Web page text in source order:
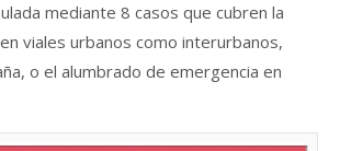
mediante 8 casos que cubren la
viales urbanos como interurbanos,
o el alumbrado de emergencia en